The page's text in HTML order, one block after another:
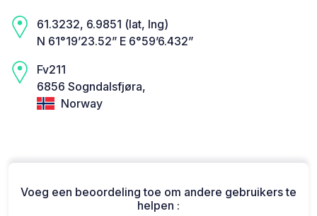
61.3232, 6.9851 (lat, lng)
N 61°19’23.52” E 6°59’6.432”
Fv211
6856 Sogndalsfjøra,
Norway
Voeg een beoordeling toe om andere gebruikers te
helpen :